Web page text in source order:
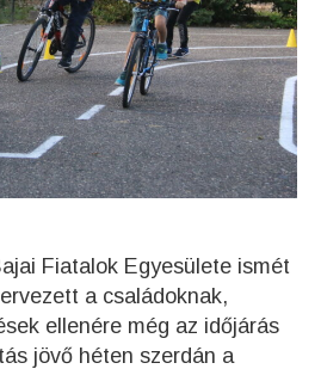
Fiatalok Egyesülete ismét
a családoknak,
ellenére még az időjárás
jövő héten szerdán a